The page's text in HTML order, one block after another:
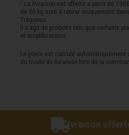
¹ La livraison est offerte a partir de
de 30 kg sont à retirer uniquement
Trégueux.
Il s’agit de produits tels que certains
et amplificateurs.
Le poids est calculé automatiquement
du mode de livraison lors de la
Livraison